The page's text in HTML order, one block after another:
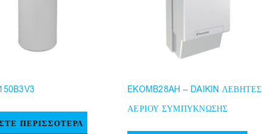
ΠΕΡΙΣΣΌΤΕΡΑ
EKOMB28AH – DAIKIN ΛΕΒΗΤΕΣ
ΑΕΡΙΟΥ ΣΥΜΠΥΚΝΩΣΗΣ